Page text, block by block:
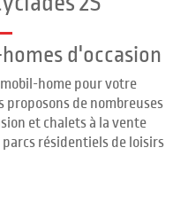
d'occasion
home pour votre
proposons de nombreuses
et chalets à la vente
résidentiels de loisirs